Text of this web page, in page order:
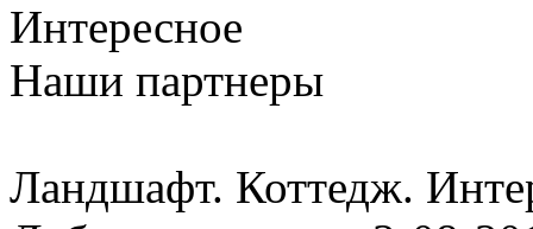
Интересное
Наши партнеры
Ландшафт. Коттедж.